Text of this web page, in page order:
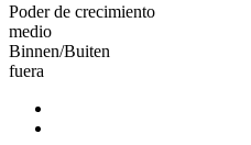
Poder de crecimiento
medio
Binnen/Buiten
fuera